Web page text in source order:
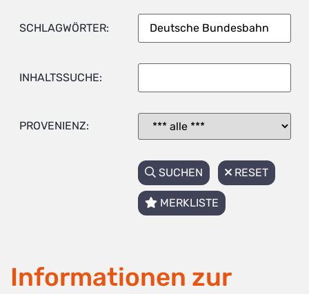
SCHLAGWÖRTER:
INHALTSSUCHE:
PROVENIENZ:
SUCHEN RESET
MERKLISTE
Informationen zur